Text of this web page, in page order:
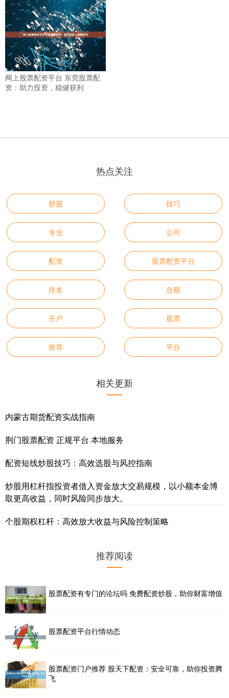
网上股票配资平台 东莞股票配
资：助力投资，稳健获利
热点关注
炒股 技巧
专业 公司
配资 股票配资平台
排名 合规
开户 股票
推荐 平台
相关更新
内蒙古期货配资实战指南
荆门股票配资 正规平台 本地服务
配资短线炒股技巧：高效选股与风控指南
炒股用杠杆指投资者借入资金放大交易规模，以小额本金博
取更高收益，同时风险同步放大。
个股期权杠杆：高效放大收益与风险控制策略
推荐阅读
股票配资有专门的论坛吗 免费配资炒股，助你财富增值
股票配资平台行情动态
股票配资门户推荐 股天下配资：安全可靠，助你投资腾
飞